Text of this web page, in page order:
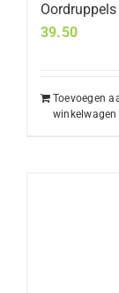
39.50
Toevoegen
winkelwagen